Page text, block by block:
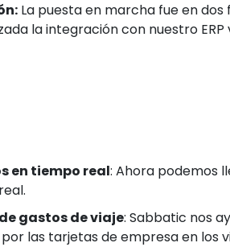
La puesta en marcha fue en
la integración con nuestro
en tiempo real: Ahora podemos
gastos de viaje: Sabbatic nos
las tarjetas de empresa en los